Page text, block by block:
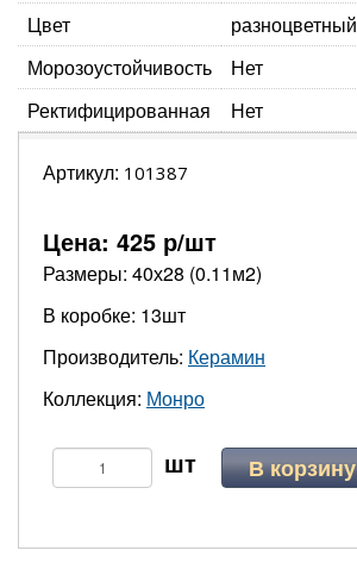
Цвет
разноцветный
Морозоустойчивость
Нет
Ректифицированная
Нет
Артикул: 101387
Цена: 425 р/шт
Размеры: 40х28 (0.11м2)
В коробке: 13шт
Производитель: Керамин
Коллекция: Монро
В корзину